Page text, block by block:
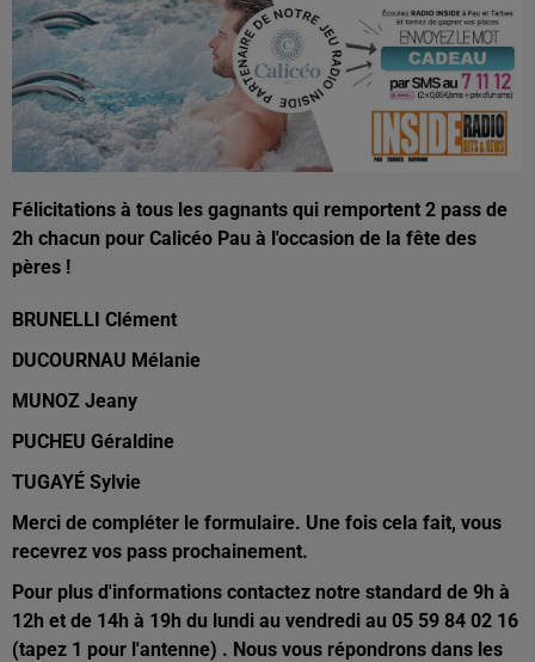
Félicitations à tous les gagnants qui remportent 2 pass de
2h chacun pour Calicéo Pau à l'occasion de la fête des
pères !
BRUNELLI Clément
DUCOURNAU Mélanie
MUNOZ Jeany
PUCHEU Géraldine
TUGAYÉ Sylvie
Merci de compléter le formulaire. Une fois cela fait, vous
recevrez vos pass prochainement.
Pour plus d'informations contactez notre standard de 9h à
12h et de 14h à 19h du lundi au vendredi au 05 59 84 02 16
(tapez 1 pour l'antenne) . Nous vous répondrons dans les